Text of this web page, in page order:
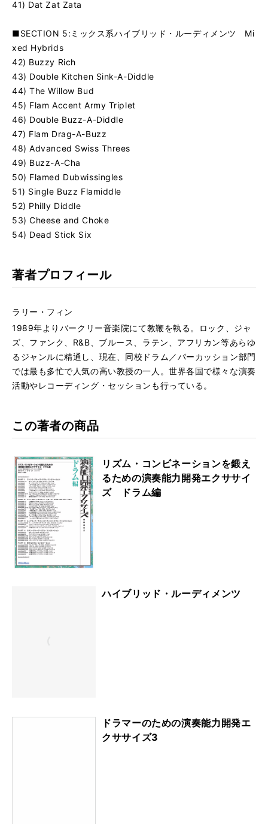
41) Dat Zat Zata
■SECTION 5:ミックス系ハイブリッド・ルーディメンツ Mi
xed Hybrids
42) Buzzy Rich
43) Double Kitchen Sink-A-Diddle
44) The Willow Bud
45) Flam Accent Army Triplet
46) Double Buzz-A-Diddle
47) Flam Drag-A-Buzz
48) Advanced Swiss Threes
49) Buzz-A-Cha
50) Flamed Dubwissingles
51) Single Buzz Flamiddle
52) Philly Diddle
53) Cheese and Choke
54) Dead Stick Six
著者プロフィール
ラリー・フィン
1989年よりバークリー音楽院にて教鞭を執る。ロック、ジャ
ズ、ファンク、R&B、ブルース、ラテン、アフリカン等あらゆ
るジャンルに精通し、現在、同校ドラム／パーカッション部門
では最も多忙で人気の高い教授の一人。世界各国で様々な演奏
活動やレコーディング・セッションも行っている。
この著者の商品
リズム・コンビネーションを鍛え
るための演奏能力開発エクササイ
ズ ドラム編
ハイブリッド・ルーディメンツ
ドラマーのための演奏能力開発エ
クササイズ3